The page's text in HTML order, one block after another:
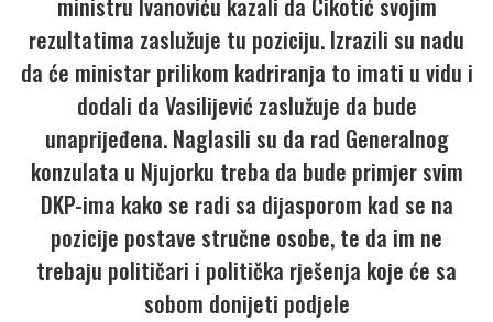
ministru Ivanoviću kazali da Cikotić svojim
rezultatima zaslužuje tu poziciju. Izrazili su nadu
da će ministar prilikom kadriranja to imati u vidu i
dodali da Vasilijević zaslužuje da bude
unaprijeđena. Naglasili su da rad Generalnog
konzulata u Njujorku treba da bude primjer svim
DKP-ima kako se radi sa dijasporom kad se na
pozicije postave stručne osobe, te da im ne
trebaju političari i politička rješenja koje će sa
sobom donijeti podjele